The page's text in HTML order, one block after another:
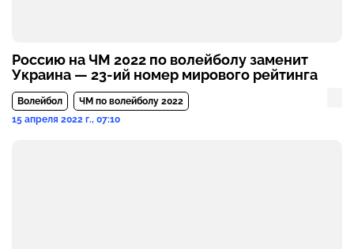
Россию на ЧМ 2022 по волейболу заменит
Украина — 23-ий номер мирового рейтинга
Волейбол
ЧМ по волейболу 2022
15 апреля 2022 г., 07:10